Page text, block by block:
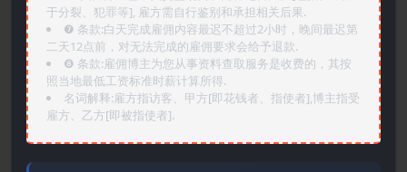
于分裂、犯罪等], 雇方需自行鉴别和承担相关后果.
❼ 条款:白天完成雇佣内容最迟不超过2小时，晚间最迟第
二天12点前，对无法完成的雇佣要求会给予退款.
❽ 条款:雇佣博主为您从事资料查取服务是收费的，其按
照当地最低工资标准时薪计算所得.
名词解释:雇方指访客、甲方[即花钱者、指使者],博主指受
雇方、乙方[即被指使者].